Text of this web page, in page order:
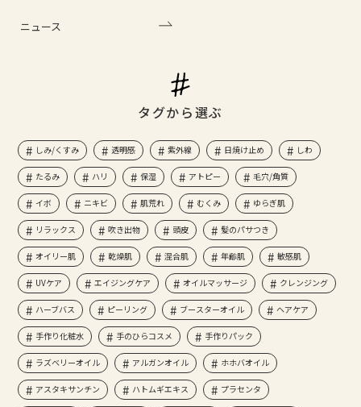
ニュース
タグから選ぶ
しみ/くすみ 透明感 紫外線 日焼け止め しわ
たるみ ハリ 保湿 アトピー 毛穴/角質
イボ ニキビ 肌荒れ むくみ ゆらぎ肌
リラックス 吹き出物 頭皮 髪のパサつき
オイリー肌 乾燥肌 混合肌 年齢肌 敏感肌
UVケア エイジングケア オイルマッサージ クレンジング
ハーブバス ピーリング ブースターオイル ヘアケア
手作り化粧水 手のひらコスメ 手作りパック
ラズベリーオイル アルガンオイル ホホバオイル
アスタキサンチン ハトムギエキス プラセンタ